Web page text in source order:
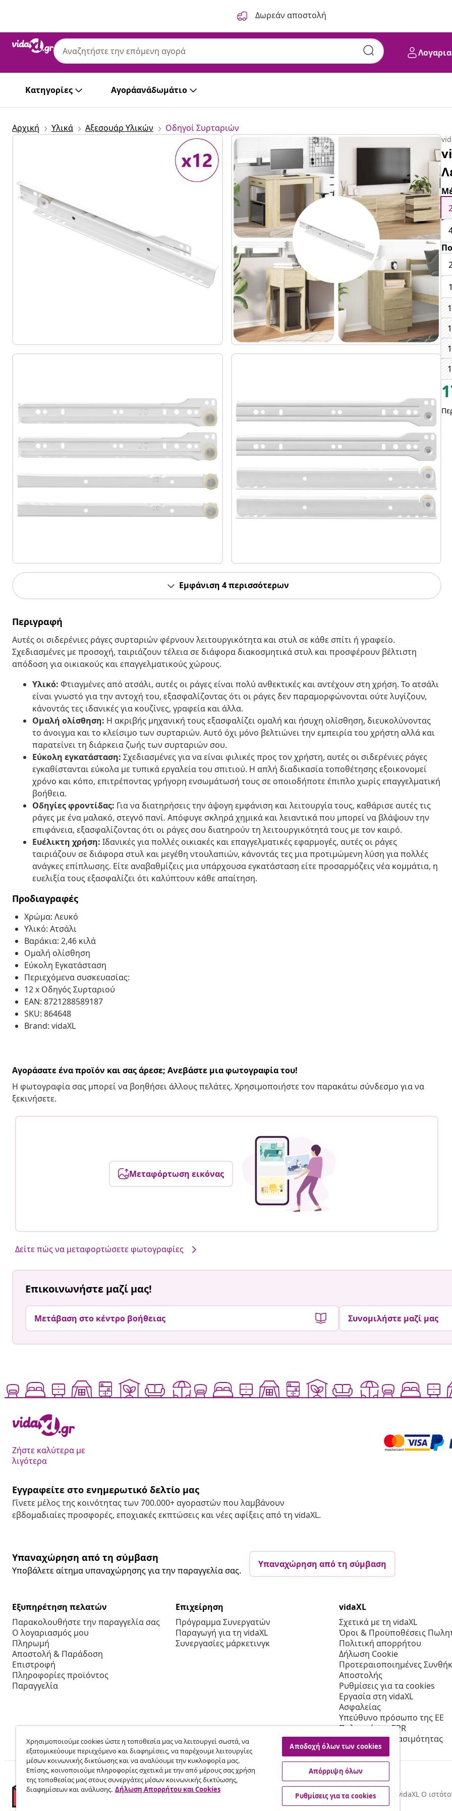
Δωρεάν αποστολή
Κατηγορίες Αγοράανάδωμάτιο
Αρχική Υλικά Αξεσουάρ Υλικών Οδηγοί Συρταριών
Εμφάνιση 4 περισσότερων
Περιγραφή
Αυτές οι σιδερένιες ράγες συρταριών φέρνουν λειτουργικότητα και στυλ σε κάθε σπίτι ή γραφείο.
Σχεδιασμένες με προσοχή, ταιριάζουν τέλεια σε διάφορα διακοσμητικά στυλ και προσφέρουν βέλτιστη
απόδοση για οικιακούς και επαγγελματικούς χώρους.
Υλικό: Φτιαγμένες από ατσάλι, αυτές οι ράγες είναι πολύ ανθεκτικές και αντέχουν στη χρήση. Το ατσάλι
είναι γνωστό για την αντοχή του, εξασφαλίζοντας ότι οι ράγες δεν παραμορφώνονται ούτε λυγίζουν,
κάνοντάς τες ιδανικές για κουζίνες, γραφεία και άλλα.
Ομαλή ολίσθηση: Η ακριβής μηχανική τους εξασφαλίζει ομαλή και ήσυχη ολίσθηση, διευκολύνοντας
το άνοιγμα και το κλείσιμο των συρταριών. Αυτό όχι μόνο βελτιώνει την εμπειρία του χρήστη αλλά και
παρατείνει τη διάρκεια ζωής των συρταριών σου.
Εύκολη εγκατάσταση: Σχεδιασμένες για να είναι φιλικές προς τον χρήστη, αυτές οι σιδερένιες ράγες
εγκαθίστανται εύκολα με τυπικά εργαλεία του σπιτιού. Η απλή διαδικασία τοποθέτησης εξοικονομεί
χρόνο και κόπο, επιτρέποντας γρήγορη ενσωμάτωσή τους σε οποιοδήποτε έπιπλο χωρίς επαγγελματική
βοήθεια.
Οδηγίες φροντίδας: Για να διατηρήσεις την άψογη εμφάνιση και λειτουργία τους, καθάρισε αυτές τις
ράγες με ένα μαλακό, στεγνό πανί. Απόφυγε σκληρά χημικά και λειαντικά που μπορεί να βλάψουν την
επιφάνεια, εξασφαλίζοντας ότι οι ράγες σου διατηρούν τη λειτουργικότητά τους με τον καιρό.
Ευέλικτη χρήση: Ιδανικές για πολλές οικιακές και επαγγελματικές εφαρμογές, αυτές οι ράγες
ταιριάζουν σε διάφορα στυλ και μεγέθη ντουλαπιών, κάνοντάς τες μια προτιμώμενη λύση για πολλές
ανάγκες επίπλωσης. Είτε αναβαθμίζεις μια υπάρχουσα εγκατάσταση είτε προσαρμόζεις νέα κομμάτια, η
ευελιξία τους εξασφαλίζει ότι καλύπτουν κάθε απαίτηση.
Προδιαγραφές
Χρώμα: Λευκό
Υλικό: Ατσάλι
Βαράκια: 2,46 κιλά
Ομαλή ολίσθηση
Εύκολη Εγκατάσταση
Περιεχόμενα συσκευασίας:
12 x Οδηγός Συρταριού
EAN: 8721288589187
SKU: 864648
Brand: vidaXL
Αγοράσατε ένα προϊόν και σας άρεσε; Ανεβάστε μια φωτογραφία του!
Η φωτογραφία σας μπορεί να βοηθήσει άλλους πελάτες. Χρησιμοποιήστε τον παρακάτω σύνδεσμο για να
ξεκινήσετε.
Μεταφόρτωση εικόνας
Δείτε πώς να μεταφορτώσετε φωτογραφίες
Επικοινωνήστε μαζί μας!
Μετάβαση στο κέντρο βοήθειας Συνομιλήστε μαζί μας
Ζήστε καλύτερα με
λιγότερα
Εγγραφείτε στο ενημερωτικό δελτίο μας
Γίνετε μέλος της κοινότητας των 700.000+ αγοραστών που λαμβάνουν
εβδομαδιαίες προσφορές, εποχιακές εκπτώσεις και νέες αφίξεις από τη vidaXL.
Υπαναχώρηση από τη σύμβαση
Υποβάλετε αίτημα υπαναχώρησης για την παραγγελία σας.
Υπαναχώρηση από τη σύμβαση
Εξυπηρέτηση πελατών
Παρακολουθήστε την παραγγελία σας
Ο λογαριασμός μου
Πληρωμή
Αποστολή & Παράδοση
Επιστροφή
Πληροφορίες προϊόντος
Παραγγελία
Επιχείρηση
Πρόγραμμα Συνεργατών
Παραγωγή για τη vidaXL
Συνεργασίες μάρκετινγκ
vidaXL
Σχετικά με τη vidaXL
Όροι & Προϋποθέσεις
Πολιτική απορρήτου
Δήλωση Cookie
Προτεραιοποιημένες
Αποστολής
Ρυθμίσεις για τα cookies
Εργασία στη vidaXL
Ασφαλείας
Υπεύθυνο πρόσωπο της ΕΕ
Πολιτική της EPR
Δήλωση προσβασιμότητας
© 2008-2026 vidaXL Ο
Χρησιμοποιούμε cookies ώστε η τοποθεσία μας να λειτουργεί σωστά, να
εξατομικεύουμε περιεχόμενο και διαφημίσεις, να παρέχουμε λειτουργίες
μέσων κοινωνικής δικτύωσης και να αναλύουμε την κυκλοφορία μας.
Επίσης, κοινοποιούμε πληροφορίες σχετικά με την από μέρους σας χρήση
της τοποθεσίας μας στους συνεργάτες μέσων κοινωνικής δικτύωσης,
διαφημίσεων και ανάλυσης. Δήλωση Απορρήτου και Cookies
Αποδοχή όλων των cookies
Απόρριψη όλων
Ρυθμίσεις για τα cookies